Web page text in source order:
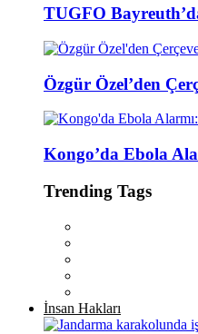
TUGFO
Özgür Özel’den
Kongo’da Ebola
Trending Tags
İnsan Hakları